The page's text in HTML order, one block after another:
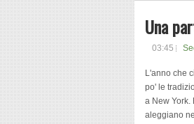
Una
03:45
L'anno che
po' le
a New York.
aleggiano